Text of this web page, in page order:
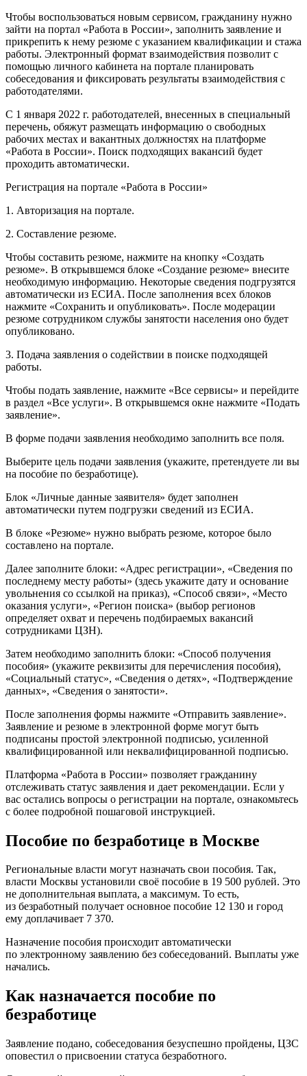
Чтобы воспользоваться новым сервисом, гражданину нужно
зайти на портал «Работа в России», заполнить заявление и
прикрепить к нему резюме с указанием квалификации и стажа
работы. Электронный формат взаимодействия позволит с
помощью личного кабинета на портале планировать
собеседования и фиксировать результаты взаимодействия с
работодателями.
С 1 января 2022 г. работодателей, внесенных в специальный
перечень, обяжут размещать информацию о свободных
рабочих местах и вакантных должностях на платформе
«Работа в России». Поиск подходящих вакансий будет
проходить автоматически.
Регистрация на портале «Работа в России»
1. Авторизация на портале.
2. Составление резюме.
Чтобы составить резюме, нажмите на кнопку «Создать
резюме». В открывшемся блоке «Создание резюме» внесите
необходимую информацию. Некоторые сведения подгрузятся
автоматически из ЕСИА. После заполнения всех блоков
нажмите «Сохранить и опубликовать». После модерации
резюме сотрудником службы занятости населения оно будет
опубликовано.
3. Подача заявления о содействии в поиске подходящей
работы.
Чтобы подать заявление, нажмите «Все сервисы» и перейдите
в раздел «Все услуги». В открывшемся окне нажмите «Подать
заявление».
В форме подачи заявления необходимо заполнить все поля.
Выберите цель подачи заявления (укажите, претендуете ли вы
на пособие по безработице).
Блок «Личные данные заявителя» будет заполнен
автоматически путем подгрузки сведений из ЕСИА.
В блоке «Резюме» нужно выбрать резюме, которое было
составлено на портале.
Далее заполните блоки: «Адрес регистрации», «Сведения по
последнему месту работы» (здесь укажите дату и основание
увольнения со ссылкой на приказ), «Способ связи», «Место
оказания услуги», «Регион поиска» (выбор регионов
определяет охват и перечень подбираемых вакансий
сотрудниками ЦЗН).
Затем необходимо заполнить блоки: «Способ получения
пособия» (укажите реквизиты для перечисления пособия),
«Социальный статус», «Сведения о детях», «Подтверждение
данных», «Сведения о занятости».
После заполнения формы нажмите «Отправить заявление».
Заявление и резюме в электронной форме могут быть
подписаны простой электронной подписью, усиленной
квалифицированной или неквалифицированной подписью.
Платформа «Работа в России» позволяет гражданину
отслеживать статус заявления и дает рекомендации. Если у
вас остались вопросы о регистрации на портале, ознакомьтесь
с более подробной пошаговой инструкцией.
Пособие по безработице в Москве
Региональные власти могут назначать свои пособия. Так,
власти Москвы установили своё пособие в 19 500 рублей. Это
не дополнительная выплата, а максимум. То есть,
из безработный получает основное пособие 12 130 и город
ему доплачивает 7 370.
Назначение пособия происходит автоматически
по электронному заявлению без собеседований. Выплаты уже
начались.
Как назначается пособие по
безработице
Заявление подано, собеседования безуспешно пройдены, ЦЗС
оповестил о присвоении статуса безработного.